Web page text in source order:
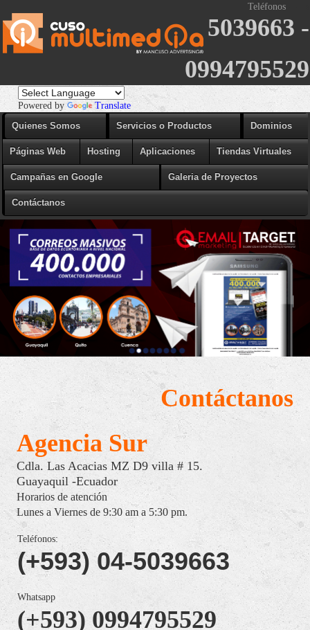
Teléfonos
5039663 -
0994795529
Powered by
Translate
Quienes Somos
Servicios o Productos Dominios
Páginas Web Hosting Aplicaciones Tiendas Virtuales
Campañas en Google Galeria de Proyectos
Contáctanos
Contáctanos
Agencia Sur
Cdla. Las Acacias MZ D9 villa # 15.
Guayaquil -Ecuador
Horarios de atención
Lunes a Viernes de 9:30 am a 5:30 pm.
Teléfonos:
(+593) 04-5039663
Whatsapp
(+593) 0994795529